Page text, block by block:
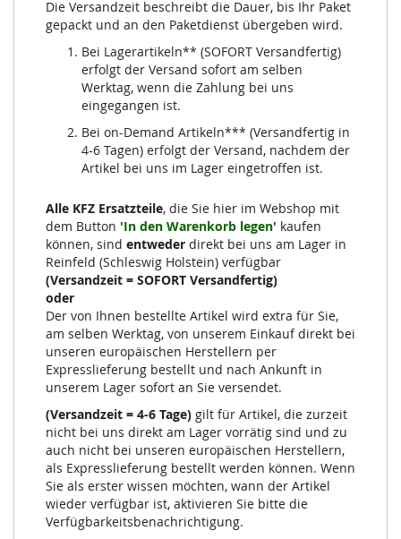
Die Versandzeit beschreibt die Dauer, bis Ihr Paket
gepackt und an den Paketdienst übergeben wird.
Bei Lagerartikeln** (SOFORT Versandfertig)
erfolgt der Versand sofort am selben
Werktag, wenn die Zahlung bei uns
eingegangen ist.
Bei on-Demand Artikeln*** (Versandfertig in
4-6 Tagen) erfolgt der Versand, nachdem der
Artikel bei uns im Lager eingetroffen ist.
Alle KFZ Ersatzteile, die Sie hier im Webshop mit
dem Button 'In den Warenkorb legen' kaufen
können, sind entweder direkt bei uns am Lager in
Reinfeld (Schleswig Holstein) verfügbar
(Versandzeit = SOFORT Versandfertig)
oder
Der von Ihnen bestellte Artikel wird extra für Sie,
am selben Werktag, von unserem Einkauf direkt bei
unseren europäischen Herstellern per
Expresslieferung bestellt und nach Ankunft in
unserem Lager sofort an Sie versendet.
(Versandzeit = 4-6 Tage) gilt für Artikel, die zurzeit
nicht bei uns direkt am Lager vorrätig sind und zu
auch nicht bei unseren europäischen Herstellern,
als Expresslieferung bestellt werden können. Wenn
Sie als erster wissen möchten, wann der Artikel
wieder verfügbar ist, aktivieren Sie bitte die
Verfügbarkeitsbenachrichtigung.